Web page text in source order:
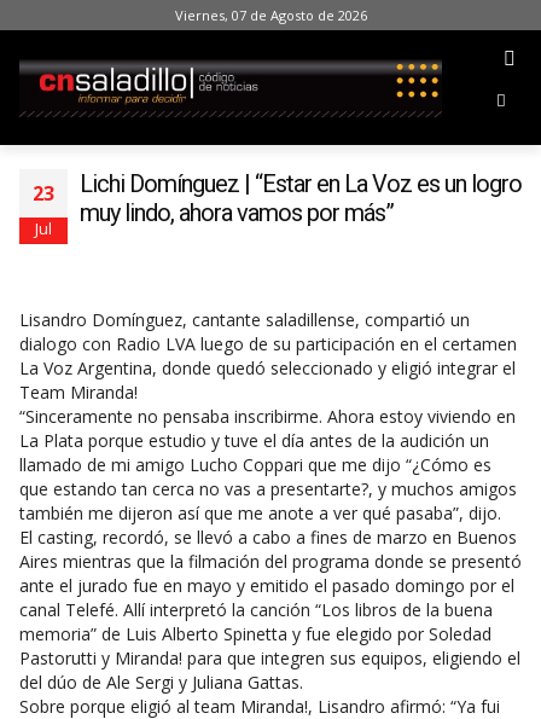
Viernes, 07 de Agosto de 2026
23
Jul
Lichi Domínguez | “Estar en La Voz es un logro
muy lindo, ahora vamos por más”
Lisandro Domínguez, cantante saladillense, compartió un
dialogo con Radio LVA luego de su participación en el certamen
La Voz Argentina, donde quedó seleccionado y eligió integrar el
Team Miranda!
“Sinceramente no pensaba inscribirme. Ahora estoy viviendo en
La Plata porque estudio y tuve el día antes de la audición un
llamado de mi amigo Lucho Coppari que me dijo “¿Cómo es
que estando tan cerca no vas a presentarte?, y muchos amigos
también me dijeron así que me anote a ver qué pasaba”, dijo.
El casting, recordó, se llevó a cabo a fines de marzo en Buenos
Aires mientras que la filmación del programa donde se presentó
ante el jurado fue en mayo y emitido el pasado domingo por el
canal Telefé. Allí interpretó la canción “Los libros de la buena
memoria” de Luis Alberto Spinetta y fue elegido por Soledad
Pastorutti y Miranda! para que integren sus equipos, eligiendo el
del dúo de Ale Sergi y Juliana Gattas.
Sobre porque eligió al team Miranda!, Lisandro afirmó: “Ya fui